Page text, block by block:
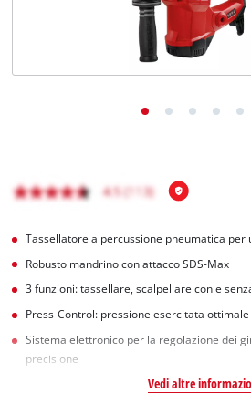
Tassellatore a percussione pneumatica
Robusto mandrino con attacco SDS-Max
3 funzioni: tassellare, scalpellare con e
Press-Control: pressione esercitata
Sistema elettronico per la regolazione dei
precisione
Vedi altre